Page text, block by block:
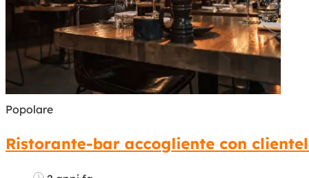
Popolare
Ristorante-bar accogliente con